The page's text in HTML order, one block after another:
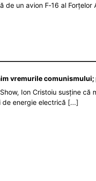
un avion F‑16 al Forțelor
vremurile
Ion Cristoiu susține că
de energie electrică [...]